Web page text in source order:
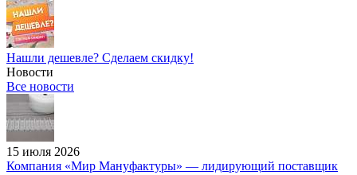
Нашли дешевле? Сделаем скидку!
Новости
Все новости
15 июля 2026
Компания «Мир Мануфактуры» — лидирующий поставщик